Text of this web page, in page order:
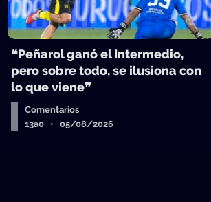
❝Peñarol ganó el Intermedio,
pero sobre todo, se ilusiona con
lo que viene❞
Comentarios
13a0 • 05/08/2026